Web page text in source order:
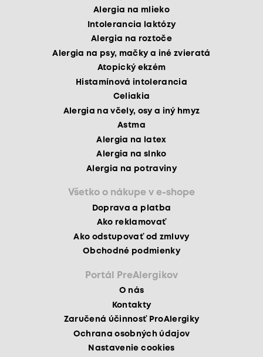
Alergia na mlieko
Intolerancia laktózy
Alergia na roztoče
Alergia na psy, mačky a iné zvieratá
Atopický ekzém
Histamínová intolerancia
Celiakia
Alergia na včely, osy a iný hmyz
Astma
Alergia na latex
Alergia na slnko
Alergia na potraviny
Všetko o nákupe v e-shope
Doprava a platba
Ako reklamovať
Ako odstupovať od zmluvy
Obchodné podmienky
Portál PreAlergikov
O nás
Kontakty
Zaručená účinnosť ProAlergiky
Ochrana osobných údajov
Nastavenie cookies